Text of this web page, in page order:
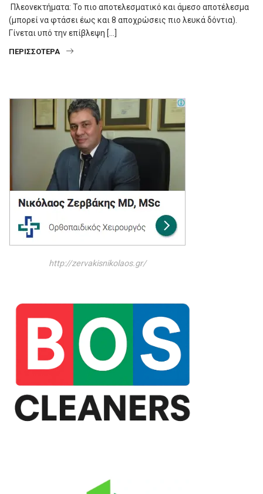
Πλεονεκτήματα: Το πιο αποτελεσματικό και άμεσο αποτέλεσμα
(μπορεί να φτάσει έως και 8 αποχρώσεις πιο λευκά δόντια).
Γίνεται υπό την επίβλεψη […]
ΠΕΡΙΣΣΌΤΕΡΑ
http://zervakisnikolaos.gr/